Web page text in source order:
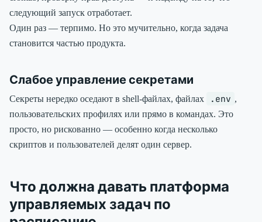
следующий запуск отработает.
Один раз — терпимо. Но это мучительно, когда задача
становится частью продукта.
Слабое управление секретами
Секреты нередко оседают в shell-файлах, файлах .env ,
пользовательских профилях или прямо в командах. Это
просто, но рискованно — особенно когда несколько
скриптов и пользователей делят один сервер.
Что должна давать платформа
управляемых задач по